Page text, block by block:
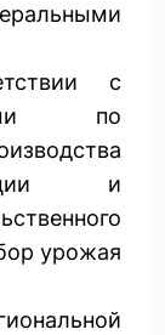
с
по
и
урожая